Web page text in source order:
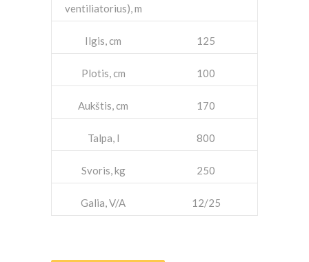
ventiliatorius), m
Ilgis, cm 125
Plotis, cm 100
Aukštis, cm 170
Talpa, l 800
Svoris, kg 250
Galia, V/A 12/25